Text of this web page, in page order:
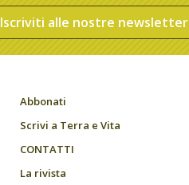
Iscriviti alle nostre newsletter
Abbonati
Scrivi a Terra e Vita
CONTATTI
La rivista